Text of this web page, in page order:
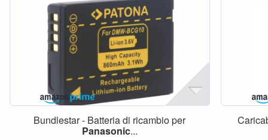
Bundlestar - Batteria di ricambio per
Panasonic...